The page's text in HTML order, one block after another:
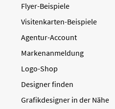
Flyer-Beispiele
Visitenkarten-Beispiele
Agentur-Account
Markenanmeldung
Logo-Shop
Designer finden
Grafikdesigner in der Nähe